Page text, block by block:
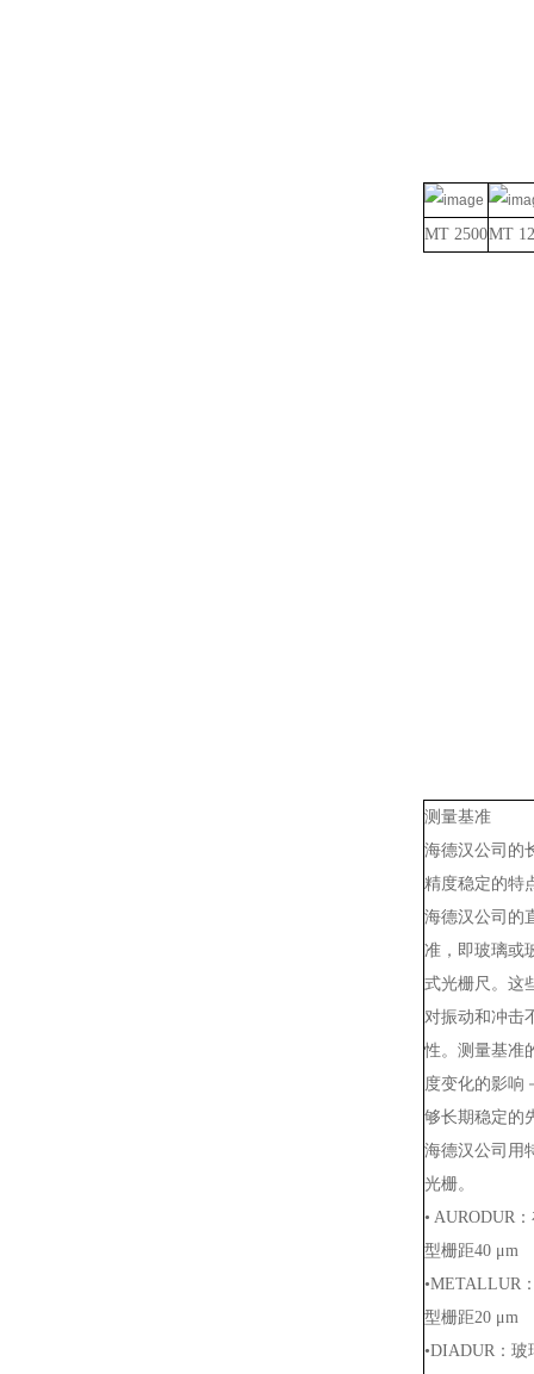
MT 2500MT
测量基准
海德汉公司的
精度稳定的特
海德汉公司的
准，即玻璃或
式光栅尺。这
对振动和冲击
性。测量基准
度变化的影响
够长期稳定的
海德汉公司用
光栅。
• AURODUR
型栅距40 μm
•METALLUR
型栅距20 μm
•DIADUR：